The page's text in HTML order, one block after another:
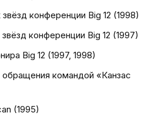
конференции Big 12 (1998)
конференции Big 12 (1997)
Big 12 (1997, 1998)
командой «Канзас
(1995)